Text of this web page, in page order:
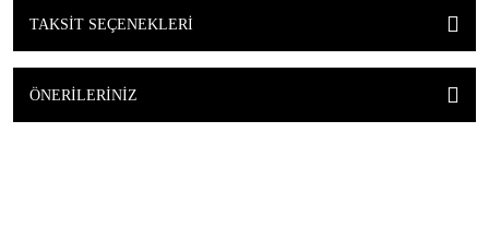
TAKSIT SEÇENEKLERI
ÖNERILERINIZ